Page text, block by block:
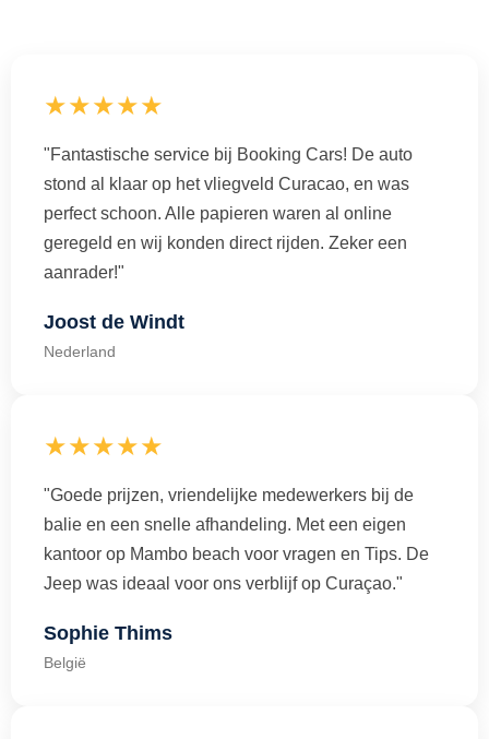
★★★★★
"Fantastische service bij Booking Cars! De auto
stond al klaar op het vliegveld Curacao, en was
perfect schoon. Alle papieren waren al online
geregeld en wij konden direct rijden. Zeker een
aanrader!"
Joost de Windt
Nederland
★★★★★
"Goede prijzen, vriendelijke medewerkers bij de
balie en een snelle afhandeling. Met een eigen
kantoor op Mambo beach voor vragen en Tips. De
Jeep was ideaal voor ons verblijf op Curaçao."
Sophie Thims
België